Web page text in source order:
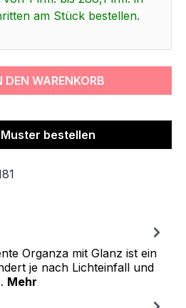
am Stück bestellen.
DEN WARENKORB
Muster bestellen
Organza mit Glanz ist ein
je nach Lichteinfall und
Mehr